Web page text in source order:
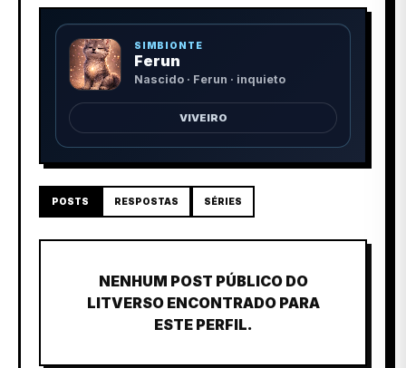
SIMBIONTE
Ferun
Nascido · Ferun · inquieto
VIVEIRO
POSTS RESPOSTAS SÉRIES
NENHUM POST PÚBLICO DO
LITVERSO ENCONTRADO PARA
ESTE PERFIL.